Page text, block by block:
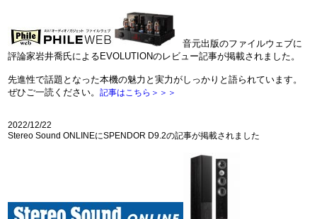
音元出版のファイルウェブに
評論家岩井喬氏によるEVOLUTIONのレビュー記事が掲載されました。
先進性で話題となった本機の魅力と実力がしっかりと語られています。
ぜひご一読ください。記事はこちら＞＞＞
2022/12/22
Stereo Sound ONLINEにSPENDOR D9.2の記事が掲載されました